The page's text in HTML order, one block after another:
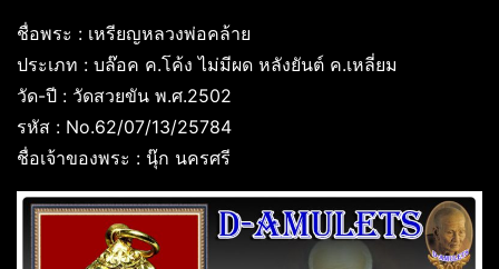
ชื่อพระ : เหรียญหลวงพ่อคล้าย
ประเภท : บล๊อค ค.โค้ง ไม่มีผด หลังยันต์ ค.เหลี่ยม
วัด-ปี : วัดสวยขัน พ.ศ.2502
รหัส : No.62/07/13/25784
ชื่อเจ้าของพระ : นุ๊ก นครศรี